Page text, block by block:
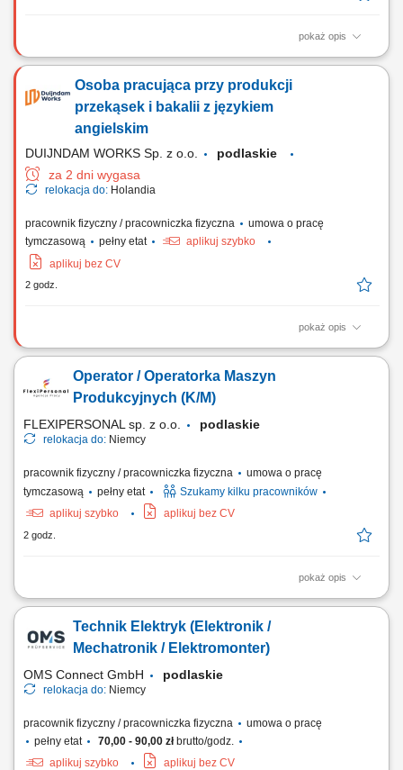
pokaż opis
Zadania Ocena jakościowa dostarczanych warzyw i owoców oraz ich
opakowaniach docelowych; Prace magazynowe związane z
układaniem palet oraz pojemników z towarem; Współpraca w zespole
przy realizowaniu dziennych planów wysyłkowych;
Osoba pracująca przy produkcji
przekąsek i bakalii z językiem
angielskim
DUIJNDAM WORKS Sp. z o.o.
podlaskie
za 2 dni wygasa
relokacja do: Holandia
pracownik fizyczny / pracowniczka fizyczna
umowa o pracę
tymczasową
pełny etat
aplikuj szybko
aplikuj bez CV
2 godz.
pokaż opis
Zadania Rozpakowywanie kartonów oraz przygotowywanie przekąsek i
konfekcjonowanie miksów orzechowych i słodkich produktów;
Znakowanie paczek etykietami oraz przygotowanie towaru do wysyłki
Operator / Operatorka Maszyn
Produkcyjnych (K/M)
FLEXIPERSONAL sp. z o.o. podlaskie
relokacja do: Niemcy
pracownik fizyczny / pracowniczka fizyczna
umowa o pracę
tymczasową
pełny etat
Szukamy kilku pracowników
aplikuj szybko
aplikuj bez CV
2 godz.
pokaż opis
Opis stanowiska Obsługa maszyn wykorzystywanych w produkcji
bieżących zleceń. Kontrola jakości gotowych wyrobów zgodnie z
obowiązującymi standardami. Nadzorowanie prawidłowego przebiegu
Technik Elektryk (Elektronik /
Mechatronik / Elektromonter)
OMS Connect GmbH podlaskie
relokacja do: Niemcy
pracownik fizyczny / pracowniczka fizyczna
umowa o pracę
pełny etat
70,00 - 90,00 złbrutto/godz.
aplikuj szybko
aplikuj bez CV